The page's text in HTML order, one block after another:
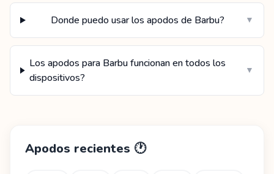
Donde puedo usar los apodos de Barbu? ▼
Los apodos para Barbu funcionan en todos los
dispositivos?
▼
Apodos recientes 🕐